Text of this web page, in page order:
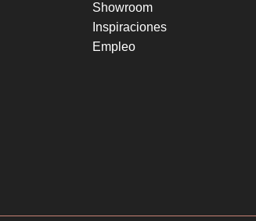
Showroom
Inspiraciones
Empleo